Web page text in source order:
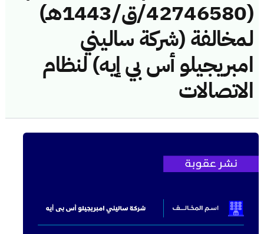
(42746580/ق/1443هـ)
لمخالفة (شركة ساليني
امبريجيلو أس بي إيه) لنظام
الاتصالات